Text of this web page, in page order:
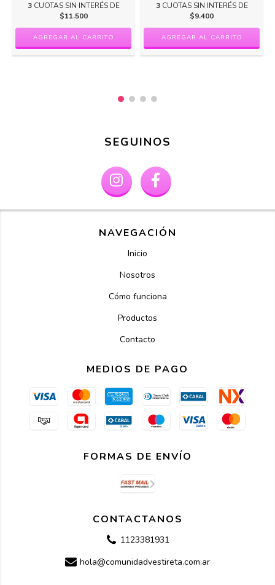
3 CUOTAS SIN INTERÉS DE
$11.500
3 CUOTAS SIN INTERÉS DE
$9.400
SEGUINOS
NAVEGACIÓN
Inicio
Nosotros
Cómo funciona
Productos
Contacto
MEDIOS DE PAGO
FORMAS DE ENVÍO
CONTACTANOS
1123381931
hola@comunidadvestireta.com.ar